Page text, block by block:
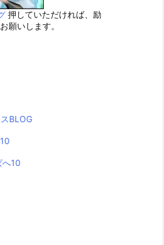
押していただければ、励
願いします。
BLOG
へ10